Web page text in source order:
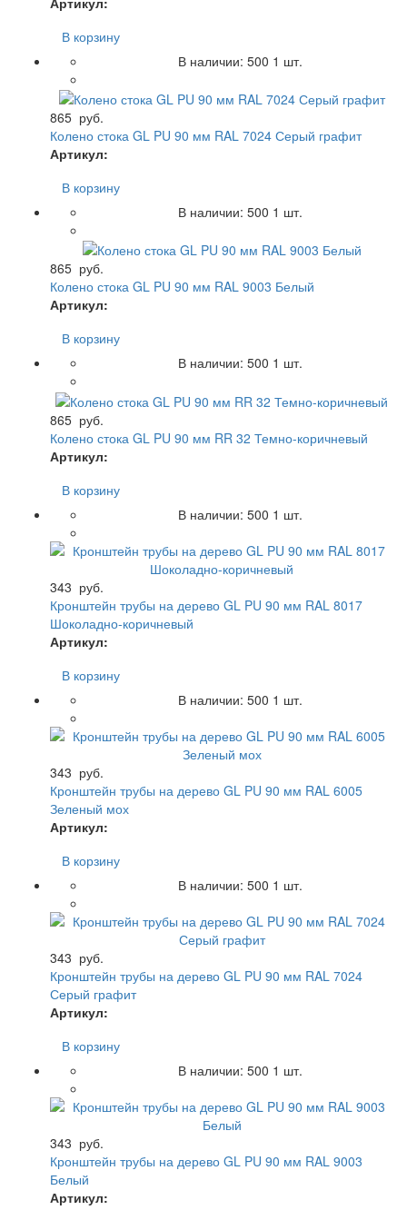
В корзину
В наличии: 500 1 шт.
865 руб.
Колено стока GL PU 90 мм RAL 7024 Серый графит
Артикул:
В корзину
В наличии: 500 1 шт.
865 руб.
Колено стока GL PU 90 мм RAL 9003 Белый
Артикул:
В корзину
В наличии: 500 1 шт.
865 руб.
Колено стока GL PU 90 мм RR 32 Темно-коричневый
Артикул:
В корзину
В наличии: 500 1 шт.
343 руб.
Кронштейн трубы на дерево GL PU 90 мм RAL 8017
Шоколадно-коричневый
Артикул:
В корзину
В наличии: 500 1 шт.
343 руб.
Кронштейн трубы на дерево GL PU 90 мм RAL 6005
Зеленый мох
Артикул:
В корзину
В наличии: 500 1 шт.
343 руб.
Кронштейн трубы на дерево GL PU 90 мм RAL 7024
Серый графит
Артикул:
В корзину
В наличии: 500 1 шт.
343 руб.
Кронштейн трубы на дерево GL PU 90 мм RAL 9003
Белый
Артикул: